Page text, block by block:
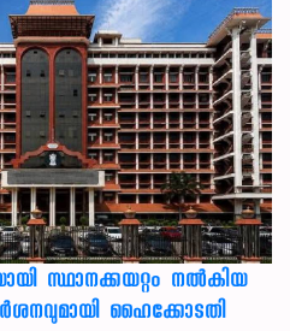
സ്ഥാനക്കയറ്റം നൽകിയ
ഹൈക്കോടതി